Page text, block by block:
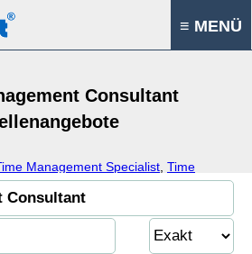
≡ MENÜ
Consultant
Management Specialist Time
,Time Management Analyst,Time
Management